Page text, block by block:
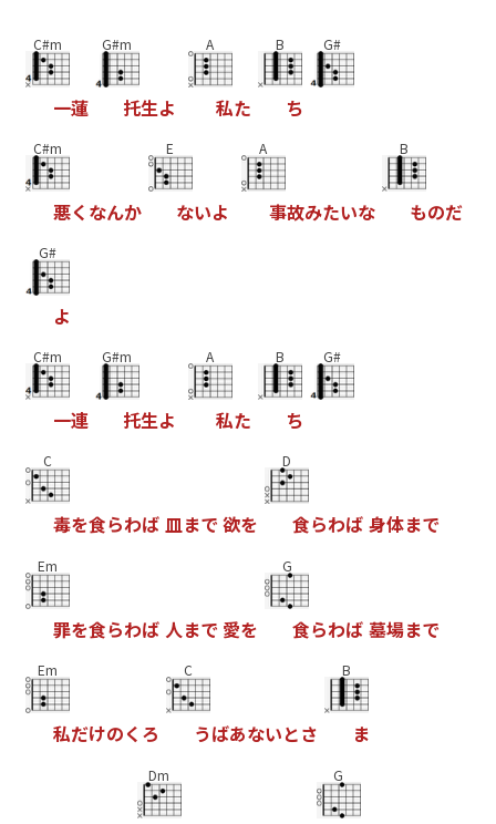
C#m
一蓮
G#m
托生よ
A
私た
B
ち
G#
C#m
悪く なんか
E
ないよ
A
事故みたいな
B
ものだ
G#
よ
C#m
一連
G#m
托生よ
A
私た
B
ち
G#
C
毒を食らわば 皿まで 欲を
D
食らわば 身体まで
Em
罪を食らわば 人まで 愛を
G
食らわば 墓場まで
Em
私だけのく ろ
C
うばあないとさ
B
ま
Dm G